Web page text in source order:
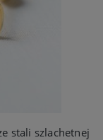
stali szlachetnej